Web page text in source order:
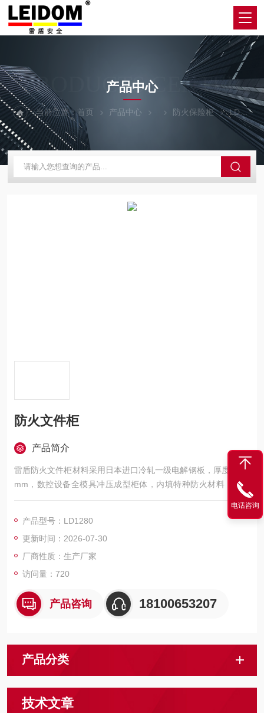
PRODUCTS CENTER
产品中心
当前位置：首页 产品中心 防火保险柜 LD1280防火文件柜
防火文件柜
产品简介
雷盾防火文件柜材料采用日本进口冷轧一级电解钢板，厚度为1.2
mm，数控设备全模具冲压成型柜体，内填特种防火材料，防火
等级为2小时全柜体采用全隧道式磷化防氧化高温静电喷涂，高温
化。
产品型号：LD1280
更新时间：2026-07-30
厂商性质：生产厂家
访问量：720
产品咨询 18100653207
产品分类
技术文章
电话咨询